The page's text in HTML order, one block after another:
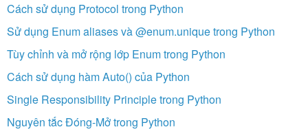
Cách sử dụng Protocol trong Python
Sử dụng Enum aliases và @enum.unique trong Python
Tùy chỉnh và mở rộng lớp Enum trong Python
Cách sử dụng hàm Auto() của Python
Single Responsibility Principle trong Python
Nguyên tắc Đóng-Mở trong Python